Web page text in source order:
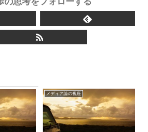
メディア論の視座